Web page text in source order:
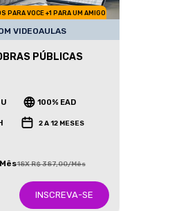
PARA VOCE +1 PARA UM AMIGO
VIDEOAULAS
PÚBLICAS
100% EAD
2 A 12 MESES
18X R$ 387,00/Mês
INSCREVA-SE